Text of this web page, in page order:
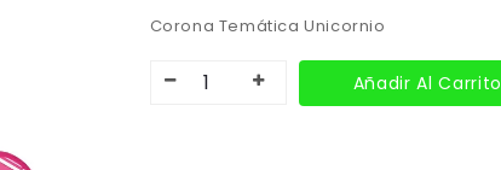
Corona Temática Unicornio
Añadir Al Carrito